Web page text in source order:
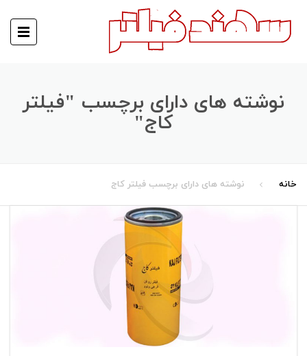
نوشته های دارای برچسب "فیلتر
کاج"
خانه نوشته های دارای برچسب فیلتر کاج